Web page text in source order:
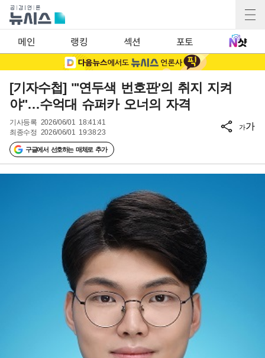
메인 랭킹 섹션 포토
[기자수첩] "'연두색 번호판'의 취지 지켜
야"…수억대 슈퍼카 오너의 자격
기사등록 2026/06/01 18:41:41
최종수정 2026/06/01 19:38:23
구글에서 선호하는 매체로 추가
가가